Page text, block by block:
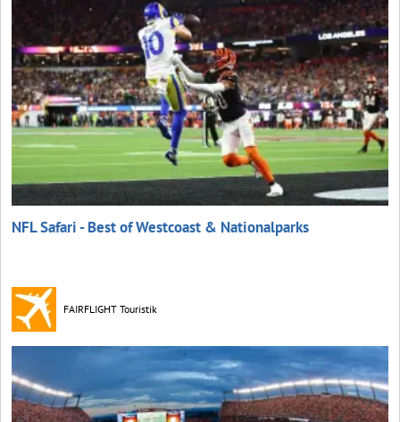
NFL Safari - Best of Westcoast & Nationalparks
FAIRFLIGHT Touristik